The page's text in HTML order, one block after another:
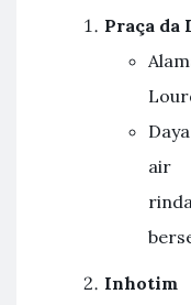
Praça da
air
Inhotim